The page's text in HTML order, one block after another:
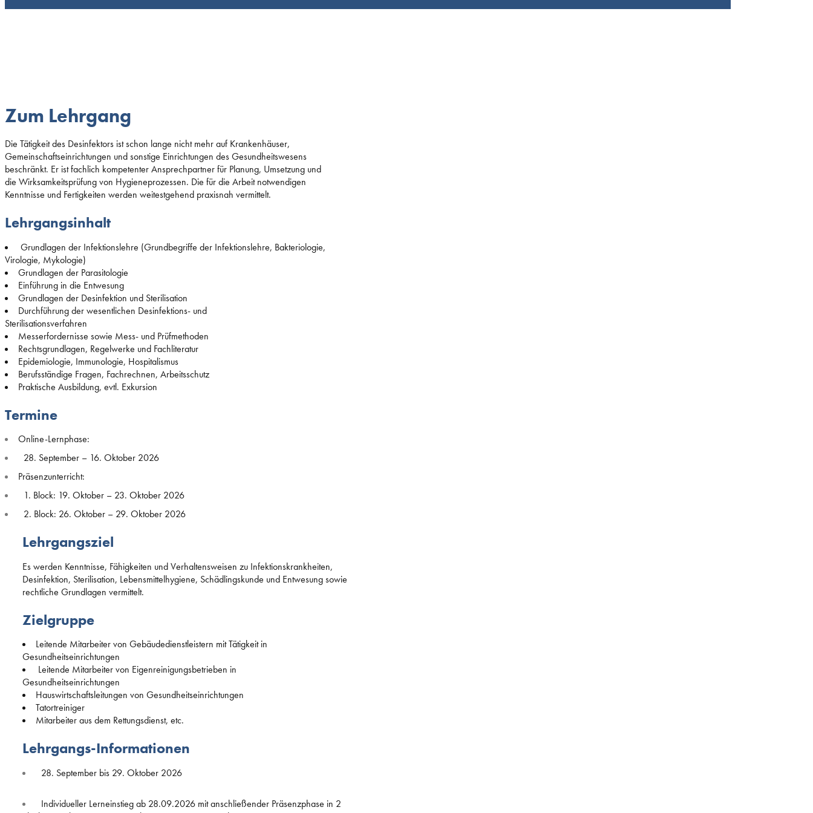
Zum Lehrgang
Die Tätigkeit des Desinfektors ist schon lange nicht mehr auf Krankenhäuser,
Gemeinschaftseinrichtungen und sonstige Einrichtungen des Gesundheitswesens
beschränkt. Er ist fachlich kompetenter Ansprechpartner für Planung, Umsetzung und
die Wirksamkeitsprüfung von Hygieneprozessen. Die für die Arbeit notwendigen
Kenntnisse und Fertigkeiten werden weitestgehend praxisnah vermittelt.
Lehrgangsinhalt
Grundlagen der Infektionslehre (Grundbegriffe der Infektionslehre, Bakteriologie,
Virologie, Mykologie)
Grundlagen der Parasitologie
Einführung in die Entwesung
Grundlagen der Desinfektion und Sterilisation
Durchführung der wesentlichen Desinfektions- und
Sterilisationsverfahren
Messerfordernisse sowie Mess- und Prüfmethoden
Rechtsgrundlagen, Regelwerke und Fachliteratur
Epidemiologie, Immunologie, Hospitalismus
Berufsständige Fragen, Fachrechnen, Arbeitsschutz
Praktische Ausbildung, evtl. Exkursion
Termine
Online-Lernphase:
28. September – 16. Oktober 2026
Präsenzunterricht:
1. Block: 19. Oktober – 23. Oktober 2026
2. Block: 26. Oktober – 29. Oktober 2026
Lehrgangsziel
Es werden Kenntnisse, Fähigkeiten und Verhaltensweisen zu Infektionskrankheiten,
Desinfektion, Sterilisation, Lebensmittelhygiene, Schädlingskunde und Entwesung sowie
rechtliche Grundlagen vermittelt.
Zielgruppe
Leitende Mitarbeiter von Gebäudedienstleistern mit Tätigkeit in
Gesundheitseinrichtungen
Leitende Mitarbeiter von Eigenreinigungsbetrieben in
Gesundheitseinrichtungen
Hauswirtschaftsleitungen von Gesundheitseinrichtungen
Tatortreiniger
Mitarbeiter aus dem Rettungsdienst, etc.
Lehrgangs-Informationen
28. September bis 29. Oktober 2026
Individueller Lerneinstieg ab 28.09.2026 mit anschließender Präsenzphase in 2